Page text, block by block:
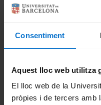
Consentiment
Aquest lloc web utilitza
El lloc web de la
pròpies i de tercers amb
L'avaluació del curs es
• Avaluació continuada:
Si l'aproven, junt amb el
d'aprofitament de l'EIM.